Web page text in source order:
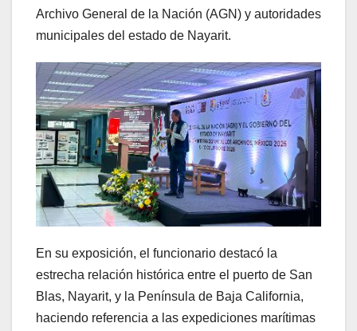
Archivo General de la Nación (AGN) y autoridades
municipales del estado de Nayarit.
En su exposición, el funcionario destacó la
estrecha relación histórica entre el puerto de San
Blas, Nayarit, y la Península de Baja California,
haciendo referencia a las expediciones marítimas